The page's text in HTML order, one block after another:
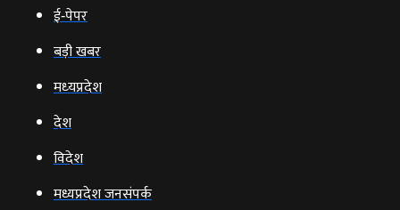
ई‑पेपर
बड़ी खबर
मध्‍यप्रदेश
देश
विदेश
मध्यप्रदेश जनसंपर्क